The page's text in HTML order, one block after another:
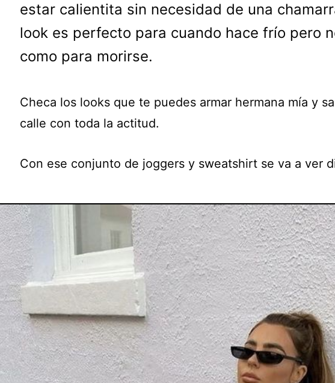
estar calientita sin necesidad de una
look es perfecto para cuando hace frío pero
como para morirse.
Checa los looks que te puedes armar hermana mía y
calle con toda la actitud.
Con ese conjunto de joggers y sweatshirt se va a ver